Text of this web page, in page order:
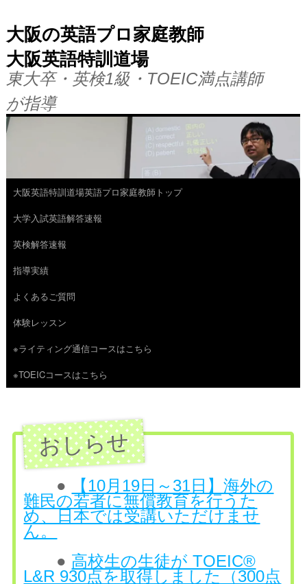
大阪の英語プロ家庭教師
大阪英語特訓道場
東大卒・英検1級・TOEIC満点講師
が指導
コ
ン
テ
ン
ツ
へ
ス
キ
大阪英語特訓道場英語プロ家庭教師トップ
大学入試英語解答速報
英検解答速報
指導実績
よくあるご質問
体験レッスン
※ライティング通信コースはこちら
※TOEICコースはこちら
●
【10月19日～31日】海外の
難民の若者に無償教育を行うた
め、日本では受講いただけませ
ん。
● 高校生の生徒が TOEIC®
L&R 930点を取得しました（300点